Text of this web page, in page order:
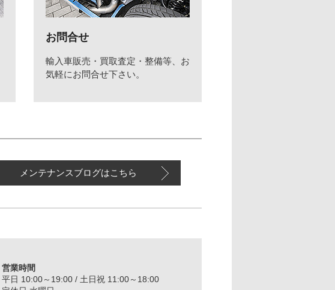
お問合せ
輸入車販売・買取査定・整備等、お
気軽にお問合せ下さい。
メンテナンスブログはこちら
営業時間
平日 10:00～19:00 / 土日祝 11:00～18:00